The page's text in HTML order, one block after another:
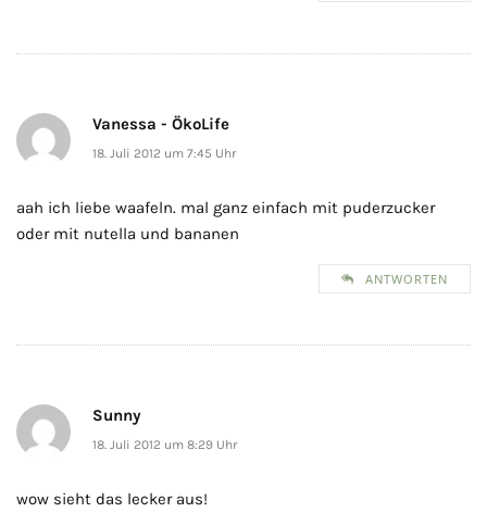
Vanessa - ÖkoLife
18. Juli 2012 um 7:45 Uhr
aah ich liebe waafeln. mal ganz einfach mit puderzucker
oder mit nutella und bananen
ANTWORTEN
Sunny
18. Juli 2012 um 8:29 Uhr
wow sieht das lecker aus!